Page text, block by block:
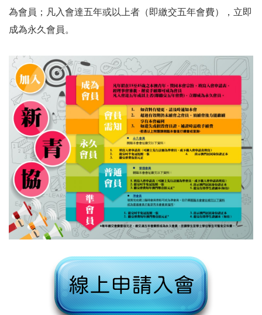
為會員；凡入會達五年或以上者（即繳交五年會費），立即
成為永久會員。